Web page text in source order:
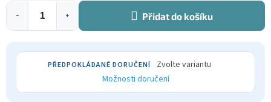
+
− Přidat do košíku
Zvolte variantu
Možnosti doručení